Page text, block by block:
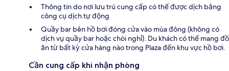
Thông tin do nơi lưu trú cung cấp có thể được dịch bằng
công cụ dịch tự động
Quầy bar bên hồ bơi đóng cửa vào mùa đông (không có
dịch vụ quầy bar hoặc chòi nghỉ). Du khách có thể mang đồ
ăn từ bất kỳ cửa hàng nào trong Plaza đến khu vực hồ bơi.
Cần cung cấp khi nhận phòng